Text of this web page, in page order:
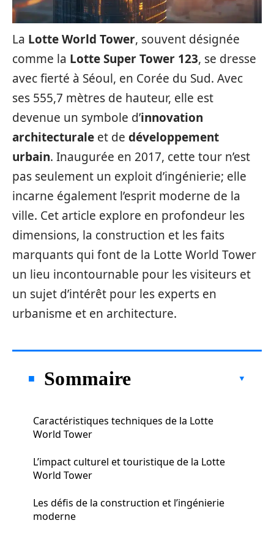
La Lotte World Tower, souvent désignée
comme la Lotte Super Tower 123, se dresse
avec fierté à Séoul, en Corée du Sud. Avec
ses 555,7 mètres de hauteur, elle est
devenue un symbole d’innovation
architecturale et de développement
urbain. Inaugurée en 2017, cette tour n’est
pas seulement un exploit d’ingénierie; elle
incarne également l’esprit moderne de la
ville. Cet article explore en profondeur les
dimensions, la construction et les faits
marquants qui font de la Lotte World Tower
un lieu incontournable pour les visiteurs et
un sujet d’intérêt pour les experts en
urbanisme et en architecture.
Sommaire
Caractéristiques techniques de la Lotte
World Tower
L’impact culturel et touristique de la Lotte
World Tower
Les défis de la construction et l’ingénierie
moderne